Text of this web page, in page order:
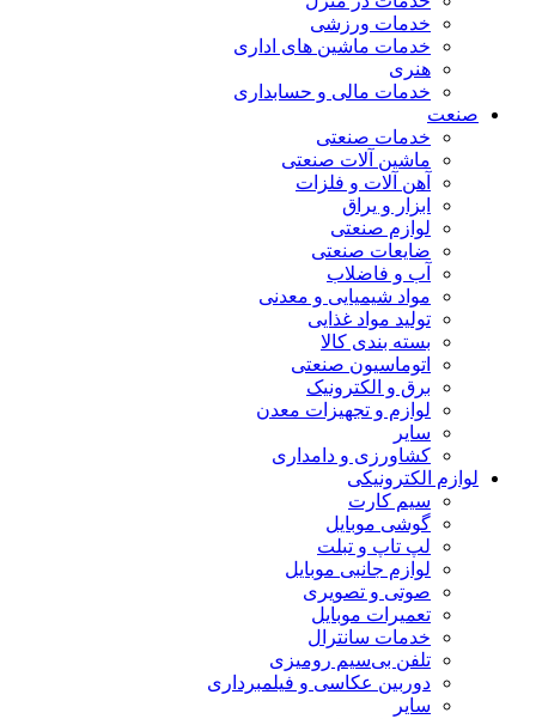
خدمات ورزشی
خدمات ماشین های اداری
هنری
خدمات مالی و حسابداری
صنعت
خدمات صنعتی
ماشین آلات صنعتی
آهن آلات و فلزات
ابزار و یراق
لوازم صنعتی
ضایعات صنعتی
آب و فاضلاب
مواد شیمیایی و معدنی
تولید مواد غذایی
بسته بندی کالا
اتوماسیون صنعتی
برق و الکترونیک
لوازم و تجهیزات معدن
سایر
کشاورزی و دامداری
لوازم الکترونیکی
سیم کارت
گوشی موبایل
لپ تاپ و تبلت
لوازم جانبی موبایل
صوتی و تصویری
تعمیرات موبایل
خدمات سانترال
تلفن بی‌سیم رومیزی
دوربین عکاسی و فیلمبرداری
سایر